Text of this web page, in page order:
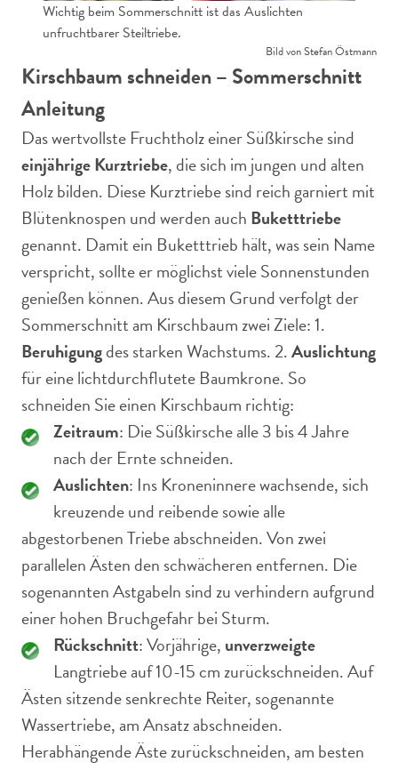
Wichtig beim Sommerschnitt ist das Auslichten
unfruchtbarer Steiltriebe.
Bild von Stefan Östmann
Kirschbaum schneiden – Sommerschnitt
Anleitung
Das wertvollste Fruchtholz einer Süßkirsche sind
einjährige Kurztriebe, die sich im jungen und alten
Holz bilden. Diese Kurztriebe sind reich garniert mit
Blütenknospen und werden auch Buketttriebe
genannt. Damit ein Buketttrieb hält, was sein Name
verspricht, sollte er möglichst viele Sonnenstunden
genießen können. Aus diesem Grund verfolgt der
Sommerschnitt am Kirschbaum zwei Ziele: 1.
Beruhigungdes starken Wachstums. 2.Auslichtung
für eine lichtdurchflutete Baumkrone. So
schneiden Sie einen Kirschbaum richtig:
Zeitraum: Die Süßkirsche alle 3 bis 4 Jahre
nach der Ernte schneiden.
Auslichten: Ins Kroneninnere wachsende, sich
kreuzende und reibende sowie alle
abgestorbenen Triebe abschneiden. Von zwei
parallelen Ästen den schwächeren entfernen. Die
sogenannten Astgabeln sind zu verhindern aufgrund
einer hohen Bruchgefahr bei Sturm.
Rückschnitt: Vorjährige, unverzweigte
Langtriebe auf 10-15 cm zurückschneiden. Auf
Ästen sitzende senkrechte Reiter, sogenannte
Wassertriebe, am Ansatz abschneiden.
Herabhängende Äste zurückschneiden, am besten